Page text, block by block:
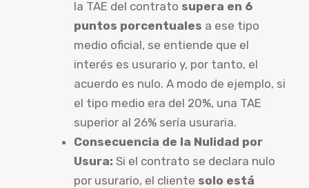
la TAE del contrato supera en 6
puntos porcentuales a ese tipo
medio oficial, se entiende que el
interés es usurario y, por tanto, el
acuerdo es nulo. A modo de ejemplo, si
el tipo medio era del 20%, una TAE
superior al 26% sería usuraria.
Consecuencia de la Nulidad por
Usura: Si el contrato se declara nulo
por usurario, el cliente solo está